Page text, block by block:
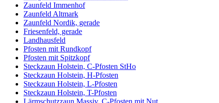
Zaunfeld Immenhof
Zaunfeld Altmark
Zaunfeld Nordik, gerade
Friesenfeld, gerade
Landhausfeld
Pfosten mit Rundkopf
Pfosten mit Spitzkopf
Steckzaun Holstein, C-Pfosten StHo
Steckzaun Holstein, H-Pfosten
Steckzaun Holstein, L-Pfosten
Steckzaun Holstein, T-Pfosten
Lärmschutzzaun Massiv, C-Pfosten mit Nut